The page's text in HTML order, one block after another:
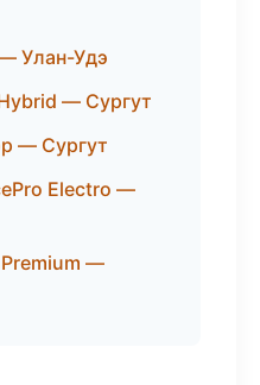
Улан-Удэ
— Сургут
— Сургут
Electro —
Premium —